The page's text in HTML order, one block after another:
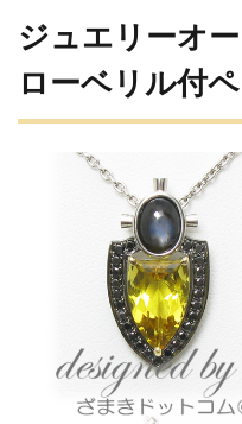
ジュエリーオ
ローベリル付